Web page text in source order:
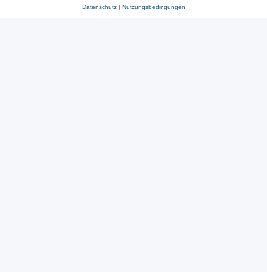
Datenschutz| Nutzungsbedingungen